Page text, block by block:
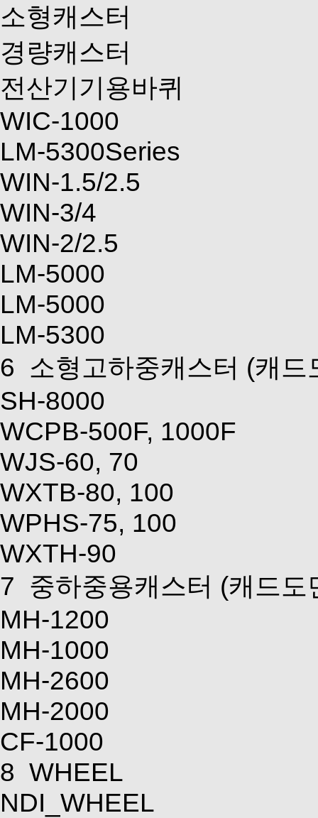
소형캐스터
경량캐스터
전산기기용바퀴
WIC-1000
LM-5300Series
WIN-1.5/2.5
WIN-3/4
WIN-2/2.5
LM-5000
LM-5000
LM-5300
6 소형고하중캐스터 (캐드
SH-8000
WCPB-500F, 1000F
WJS-60, 70
WXTB-80, 100
WPHS-75, 100
WXTH-90
7 중하중용캐스터 (캐드도
MH-1200
MH-1000
MH-2600
MH-2000
CF-1000
8 WHEEL
NDI_WHEEL